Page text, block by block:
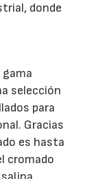
donde
selección
para
Gracias
es hasta
cromado